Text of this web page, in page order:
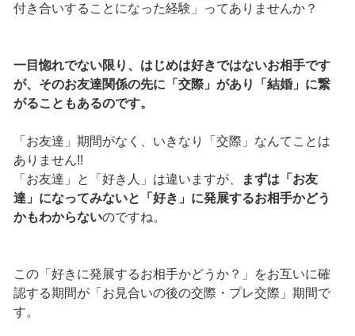
付き合いすることになった経験」ってありませんか？
一目惚れでない限り、はじめは好きではないお相手です
が、そのお友達関係の先に「交際」があり「結婚」に繋
がることもあるのです。
「お友達」期間がなく、いきなり「交際」なんてことは
ありません!!
「お友達」と「好き人」は違いますが、
まずは「お友
達」になってみないと「好き」に発展するお相手かどう
かもわからないのですね。
この「好きに発展するお相手かどうか？」をお互いに確
認する期間が「お見合いの後の交際・プレ交際」期間で
す。